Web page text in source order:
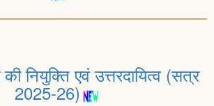
नियुक्ति एवं उत्तरदायित्व (सत्र
2025-26)